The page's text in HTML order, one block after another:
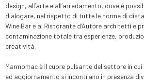
design, all’arte e all’arredamento, dove è
dialogare, nel rispetto di tutte le norme di
Wine Bar e al Ristorante d’Autore architetti e
contaminazione totale tra esperienze,
creatività.
Marmomac è il cuore pulsante del settore in
ed aggiornamento si incontrano in presenza